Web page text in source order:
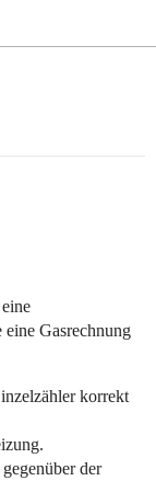
eine Gasrechnung
korrekt
der